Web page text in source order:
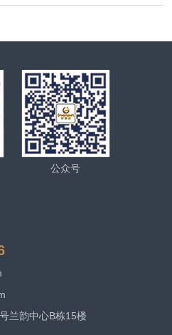
公众号
兰韵中心B栋15楼